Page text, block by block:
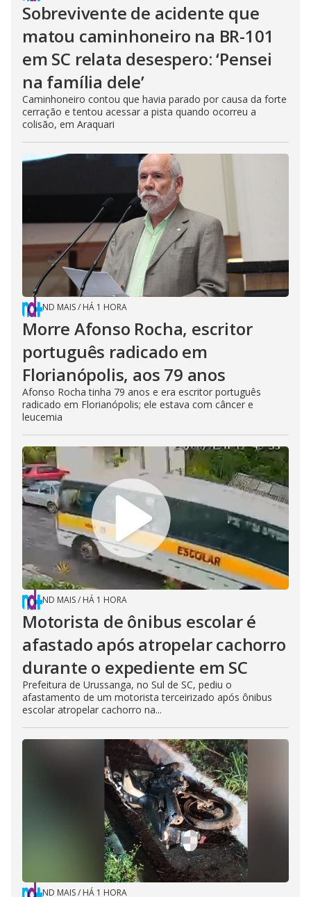
Sobrevivente de acidente que
matou caminhoneiro na BR-101
em SC relata desespero: ‘Pensei
na família dele’
Caminhoneiro contou que havia parado por causa da forte
cerração e tentou acessar a pista quando ocorreu a
colisão, em Araquari
ND MAIS/ HÁ 1 HORA
Morre Afonso Rocha, escritor
português radicado em
Florianópolis, aos 79 anos
Afonso Rocha tinha 79 anos e era escritor português
radicado em Florianópolis; ele estava com câncer e
leucemia
ND MAIS/ HÁ 1 HORA
Motorista de ônibus escolar é
afastado após atropelar cachorro
durante o expediente em SC
Prefeitura de Urussanga, no Sul de SC, pediu o
afastamento de um motorista terceirizado após ônibus
escolar atropelar cachorro na...
ND MAIS/ HÁ 1 HORA